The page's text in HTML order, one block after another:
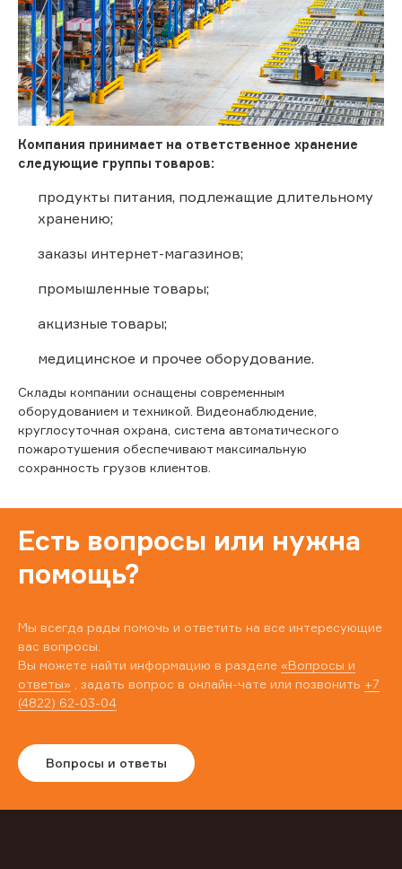
Компания принимает на ответственное хранение
следующие группы товаров:
продукты питания, подлежащие длительному
хранению;
заказы интернет-магазинов;
промышленные товары;
акцизные товары;
медицинское и прочее оборудование.
Склады компании оснащены современным
оборудованием и техникой. Видеонаблюдение,
круглосуточная охрана, система автоматического
пожаротушения обеспечивают максимальную
сохранность грузов клиентов.
Есть вопросы или нужна
помощь?
Мы всегда рады помочь и ответить на все интересующие
вас вопросы.
Вы можете найти информацию в разделе «Вопросы и
ответы» , задать вопрос в онлайн-чате или позвонить +7
(4822) 62-03-04
Вопросы и ответы